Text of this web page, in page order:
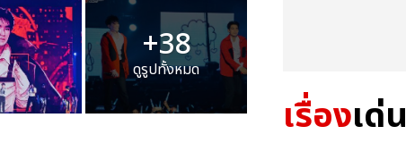
+38
ดูรูปทั้งหมด
เรื่องเด่น